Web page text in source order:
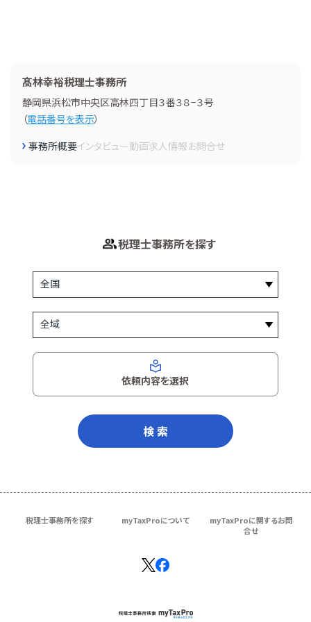
髙林幸裕税理士事務所
静岡県浜松市中央区高林四丁目３番３８−３号
（電話番号を表示）
事務所概要インタビュー動画求人情報お問合せ
税理士事務所を探す
依頼内容を選択
検 索
税理士事務所を探す myTaxProについて
myTaxProに関するお問
合せ